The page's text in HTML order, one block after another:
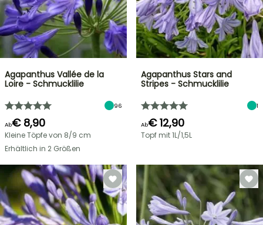
Agapanthus Vallée de la
Loire - Schmucklilie
96
Ab€ 8,90
Kleine Töpfe von 8/9 cm
Erhältlich in 2 Größen
Agapanthus Stars and
Stripes - Schmucklilie
1
Ab€ 12,90
Topf mit 1L/1,5L